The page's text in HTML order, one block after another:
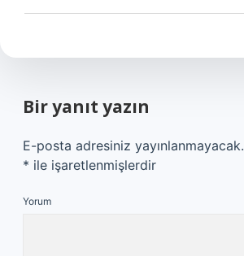
Bir yanıt yazın
E-posta adresiniz yayınlanmayacak.
* ile işaretlenmişlerdir
Yorum